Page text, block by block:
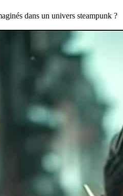
dans un univers steampunk ?